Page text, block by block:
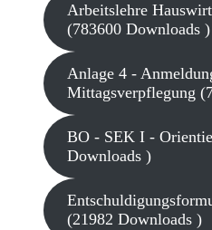
Arbeitslehre
(783600 Downloads )
Anlage 4 -
Mittagsverpflegung
BO - SEK I -
Downloads )
(21982 Downloads )